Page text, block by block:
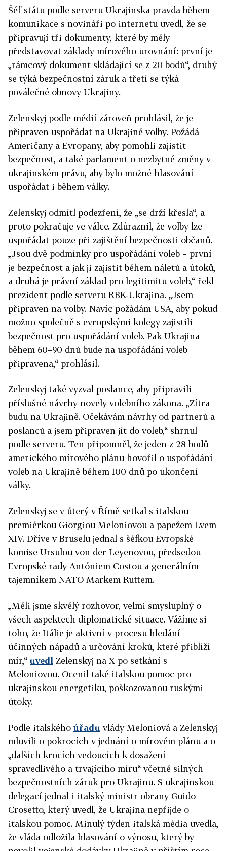
Šéf státu podle serveru Ukrajinska pravda během
komunikace s novináři po internetu uvedl, že se
připravují tři dokumenty, které by měly
představovat základy mírového urovnání: první je
„rámcový dokument skládající se z 20 bodů“, druhý
se týká bezpečnostní záruk a třetí se týká
poválečné obnovy Ukrajiny.
Zelenskyj podle médií zároveň prohlásil, že je
připraven uspořádat na Ukrajině volby. Požádá
Američany a Evropany, aby pomohli zajistit
bezpečnost, a také parlament o nezbytné změny v
ukrajinském právu, aby bylo možné hlasování
uspořádat i během války.
Zelenskyj odmítl podezření, že „se drží křesla“, a
proto pokračuje ve válce. Zdůraznil, že volby lze
uspořádat pouze při zajištění bezpečnosti občanů.
„Jsou dvě podmínky pro uspořádání voleb – první
je bezpečnost a jak ji zajistit během náletů a útoků,
a druhá je právní základ pro legitimitu voleb,“ řekl
prezident podle serveru RBK-Ukrajina. „Jsem
připraven na volby. Navíc požádám USA, aby pokud
možno společně s evropskými kolegy zajistili
bezpečnost pro uspořádání voleb. Pak Ukrajina
během 60–90 dnů bude na uspořádání voleb
připravena,“ prohlásil.
Zelenskyj také vyzval poslance, aby připravili
příslušné návrhy novely volebního zákona. „Zítra
budu na Ukrajině. Očekávám návrhy od partnerů a
poslanců a jsem připraven jít do voleb,“ shrnul
podle serveru. Ten připomněl, že jeden z 28 bodů
amerického mírového plánu hovořil o uspořádání
voleb na Ukrajině během 100 dnů po ukončení
války.
Zelenskyj se v úterý v Římě setkal s italskou
premiérkou Giorgiou Meloniovou a papežem Lvem
XIV. Dříve v Bruselu jednal s šéfkou Evropské
komise Ursulou von der Leyenovou, předsedou
Evropské rady Antóniem Costou a generálním
tajemníkem NATO Markem Ruttem.
„Měli jsme skvělý rozhovor, velmi smysluplný o
všech aspektech diplomatické situace. Vážíme si
toho, že Itálie je aktivní v procesu hledání
účinných nápadů a určování kroků, které přiblíží
mír,“uvedl Zelenskyj na X po setkání s
Meloniovou. Ocenil také italskou pomoc pro
ukrajinskou energetiku, poškozovanou ruskými
útoky.
Podle italskéhoúřadu vlády Meloniová a Zelenskyj
mluvili o pokrocích v jednání o mírovém plánu a o
„dalších krocích vedoucích k dosažení
spravedlivého a trvajícího míru“ včetně silných
bezpečnostních záruk pro Ukrajinu. S ukrajinskou
delegací jednal i italský ministr obrany Guido
Crosetto, který uvedl, že Ukrajina nepřijde o
italskou pomoc. Minulý týden italská média uvedla,
že vláda odložila hlasování o výnosu, který by